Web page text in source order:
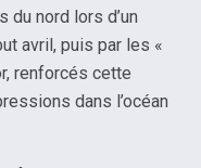
nord lors d’un
avril, puis par les «
renforcés cette
dans l’océan